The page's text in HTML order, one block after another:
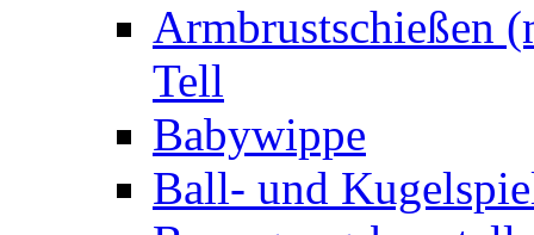
Armbrustschießen
Tell
Babywippe
Ball- und